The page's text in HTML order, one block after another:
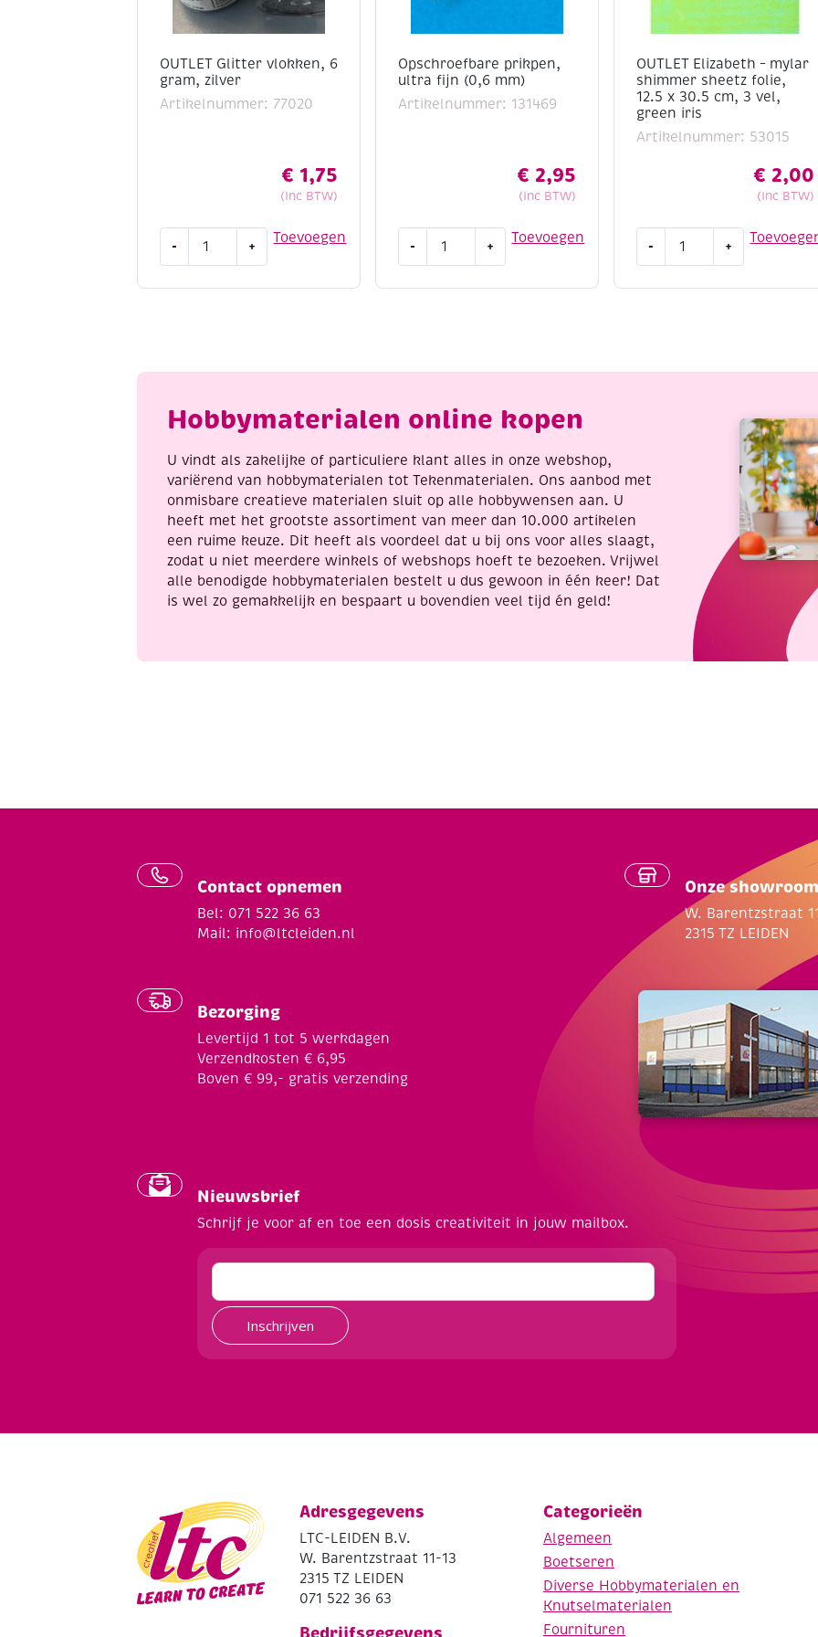
OUTLET Glitter vlokken, 6
gram, zilver
Artikelnummer: 77020
€ 1,75
(Inc BTW)
Toevoegen
- +
Opschroefbare prikpen,
ultra fijn (0,6 mm)
Artikelnummer: 131469
€ 2,95
(Inc BTW)
Toevoegen
-
prikpen,
+
OUTLET Elizabeth – mylar
shimmer sheetz folie,
12.5 x 30.5 cm, 3 vel,
green iris
Artikelnummer: 53015
€ 2,00
(Inc BTW)
-
Elizabeth
12.5
vel,
aantal
+
Hobbymaterialen online kopen
U vindt als zakelijke of particuliere klant alles in onze webshop,
variërend van hobbymaterialen tot Tekenmaterialen. Ons aanbod met
onmisbare creatieve materialen sluit op alle hobbywensen aan. U
heeft met het grootste assortiment van meer dan 10.000 artikelen
een ruime keuze. Dit heeft als voordeel dat u bij ons voor alles slaagt,
zodat u niet meerdere winkels of webshops hoeft te bezoeken. Vrijwel
alle benodigde hobbymaterialen bestelt u dus gewoon in één keer! Dat
is wel zo gemakkelijk en bespaart u bovendien veel tijd én geld!
Contact opnemen
Bel: 071 522 36 63
Mail: info@ltcleiden.nl
Bezorging
Levertijd 1 tot 5 werkdagen
Verzendkosten € 6,95
Boven € 99,- gratis verzending
Onze showroom
W. Barentzstraat
2315 TZ LEIDEN
Nieuwsbrief
Schrijf je voor af en toe een dosis creativiteit in jouw mailbox.
Inschrijven
Adresgegevens
LTC-LEIDEN B.V.
W. Barentzstraat 11-13
2315 TZ LEIDEN
071 522 36 63
Bedrijfsgegevens
Categorieën
Algemeen
Boetseren
Diverse Hobbymaterialen en
Knutselmaterialen
Fournituren